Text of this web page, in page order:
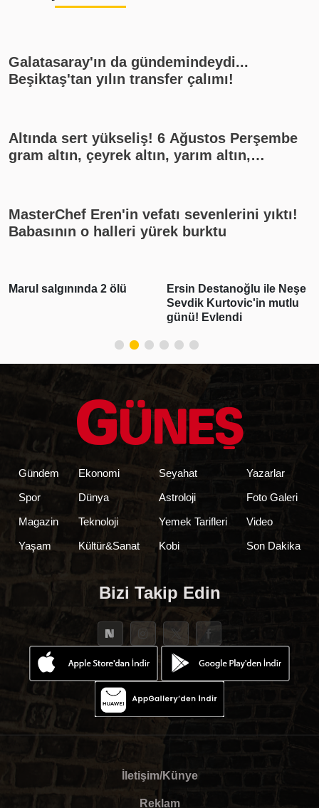
Galatasaray'ın da gündemindeydi...
Beşiktaş'tan yılın transfer çalımı!
Altında sert yükseliş! 6 Ağustos Perşembe
gram altın, çeyrek altın, yarım altın,
MasterChef Eren'in vefatı sevenlerini yıktı!
Babasının o halleri yürek burktu
Ersin Destanoğlu ile Neşe
Deniz Can Aktaş ve
Devrim Özkan aşk yaşıyor!
Romantik paylaşım geldi
Gündem
Spor
Magazin
Yaşam
Ekonomi
Dünya
Teknoloji
Kültür&Sanat
Seyahat
Astroloji
Yemek Tarifleri
Kobi
Yazarlar
Foto Galeri
Video
Son Dakika
Bizi Takip Edin
İletişim/Künye
Reklam